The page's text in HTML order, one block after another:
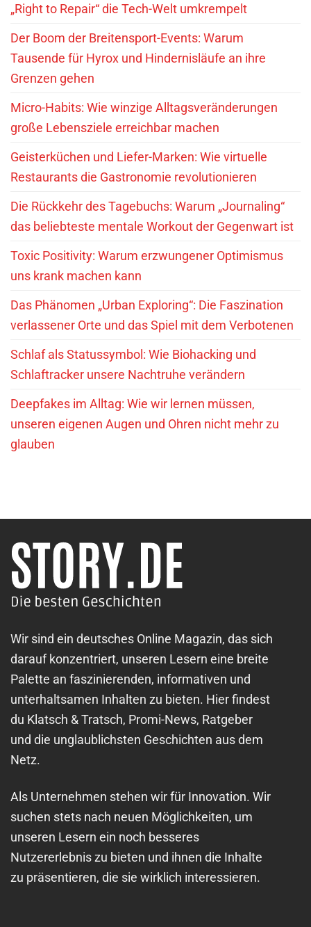
„Right to Repair“ die Tech-Welt umkrempelt
Der Boom der Breitensport-Events: Warum
Tausende für Hyrox und Hindernisläufe an ihre
Grenzen gehen
Micro-Habits: Wie winzige Alltagsveränderungen
große Lebensziele erreichbar machen
Geisterküchen und Liefer-Marken: Wie virtuelle
Restaurants die Gastronomie revolutionieren
Die Rückkehr des Tagebuchs: Warum „Journaling“
das beliebteste mentale Workout der Gegenwart ist
Toxic Positivity: Warum erzwungener Optimismus
uns krank machen kann
Das Phänomen „Urban Exploring“: Die Faszination
verlassener Orte und das Spiel mit dem Verbotenen
Schlaf als Statussymbol: Wie Biohacking und
Schlaftracker unsere Nachtruhe verändern
Deepfakes im Alltag: Wie wir lernen müssen,
unseren eigenen Augen und Ohren nicht mehr zu
glauben
Wir sind ein deutsches Online Magazin, das sich
darauf konzentriert, unseren Lesern eine breite
Palette an faszinierenden, informativen und
unterhaltsamen Inhalten zu bieten. Hier findest
du Klatsch & Tratsch, Promi-News, Ratgeber
und die unglaublichsten Geschichten aus dem
Netz.
Als Unternehmen stehen wir für Innovation. Wir
suchen stets nach neuen Möglichkeiten, um
unseren Lesern ein noch besseres
Nutzererlebnis zu bieten und ihnen die Inhalte
zu präsentieren, die sie wirklich interessieren.